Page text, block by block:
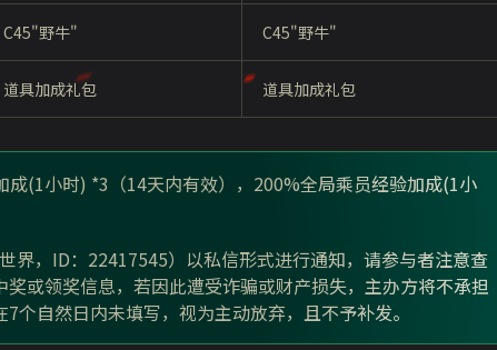
C45"野牛" C45"野牛"
道具加成礼包 道具加成礼包
成(1小时) *3 （14天内有效）， 200%全局乘员经验加成(1小
界， ID： 22417545）以私信形式进行通知，请参与者注意查
或领奖信息，若因此遭受诈骗或财产损失，主办方将不承担
7个自然日内未填写，视为主动放弃，且不予补发。